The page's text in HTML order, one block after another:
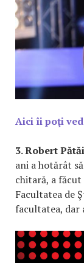
Aici îi poţi
3. Robert Pătăi
ani a hotărât
chitară, a
Facultatea de
facultatea, dar